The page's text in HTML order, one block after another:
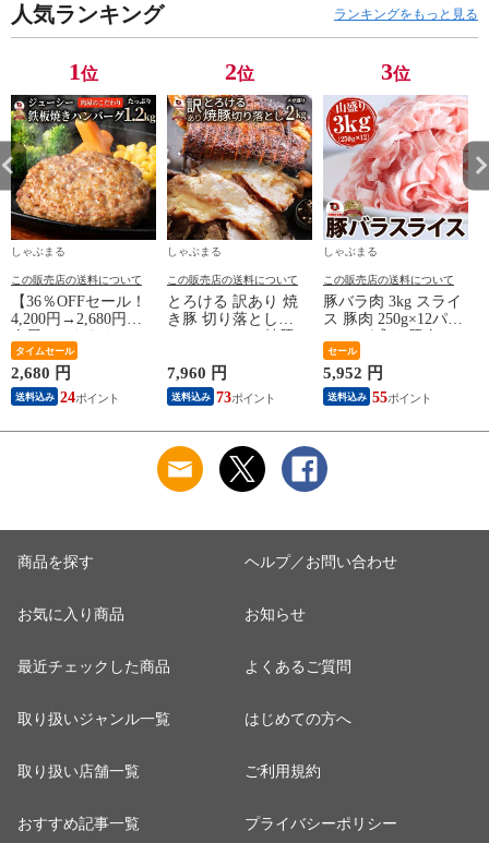
しい
人気ランキング ランキングをもっと見る
1位
しゃぶまる
この販売店の送料について
【36％OFFセール！
4,200円→2,680円】
バーグ！デミソース
なし 12個 お取り寄
せ お取り寄せグルメ
グルメ 湯せん 湯煎
タイムセール
2,680 円
送料込み 24
2位
しゃぶまる
この販売店の送料について
とろける 訳あり 焼
き豚 切り落とし
た おつまみ チャー
ハン 炒飯 丼 ラーメ
ン 解凍するだけ 簡
7,960 円
送料込み 73
3位
しゃぶまる
この販売店の送料について
豚バラ肉 3kg スライ
ス 豚肉 250g×12パッ
ーベキュー スライス
バラ 冷凍 小分け 便
利 送料無料
セール
5,952 円
送料込み 55
商品を探す
お気に入り商品
最近チェックした商品
取り扱いジャンル一覧
取り扱い店舗一覧
おすすめ記事一覧
ヘルプ／お問い合わせ
お知らせ
よくあるご質問
はじめての方へ
ご利用規約
プライバシーポリシー